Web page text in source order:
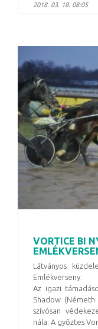
2018. 03. 18. 08:05
VORTICE BI
Látványos
Emlékverseny.
Az igazi
Shadow
szívósan
nála. A győztes